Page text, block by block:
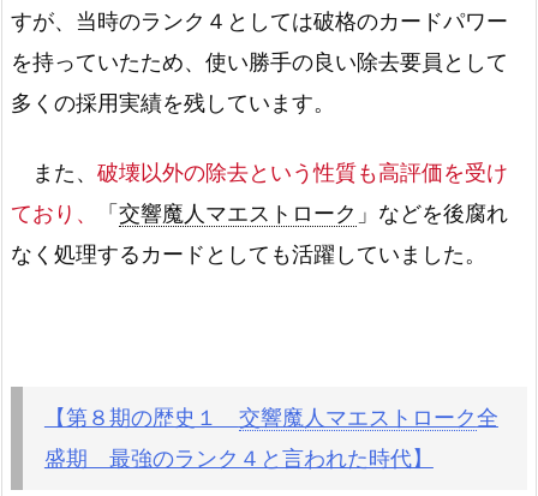
すが、当時のランク４としては破格のカードパワー
を持っていたため、使い勝手の良い除去要員として
多くの採用実績を残しています。
また、 破壊以外の除去という性質も高評価を受け
ており、
「 交響魔人マエストローク 」などを後腐れ
なく処理するカードとしても活躍していました。
【第８期の歴史１ 交響魔人マエストローク全
盛期 最強のランク４と言われた時代】